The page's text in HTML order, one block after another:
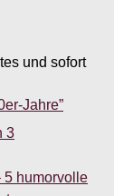
und sofort
Jahre”
3
5 humorvolle